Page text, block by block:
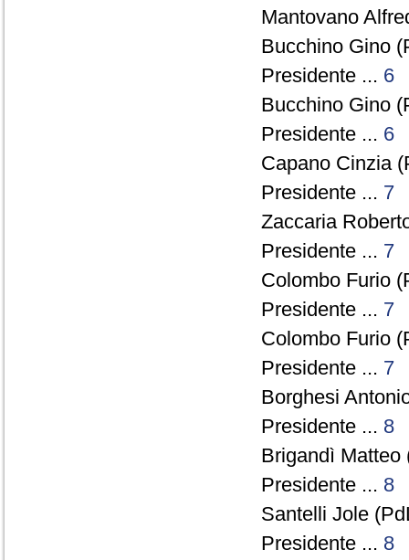
Mantovano
Bucchino Gino
Presidente ... 6
Bucchino Gino
Presidente ... 6
Capano Cinzia
Presidente ... 7
Zaccaria
Presidente ... 7
Colombo Furio
Presidente ... 7
Colombo Furio
Presidente ... 7
Borghesi
Presidente ... 8
Brigandì
Presidente ... 8
Santelli Jole
Presidente ... 8